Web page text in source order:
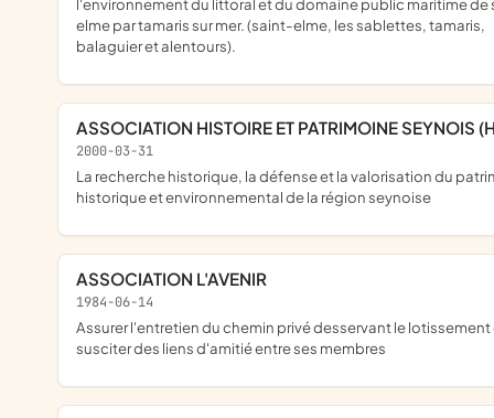
l'environnement du littoral et du domaine public maritime de
elme par tamaris sur mer. (saint-elme, les sablettes, tamaris,
balaguier et alentours).
ASSOCIATION HISTOIRE ET PATRIMOINE SEYNOIS
2000-03-31
la recherche historique, la défense et la valorisation du patrimoine
historique et environnemental de la région seynoise
ASSOCIATION L'AVENIR
1984-06-14
Assurer l'entretien du chemin privé desservant le lotissement et
susciter des liens d'amitié entre ses membres